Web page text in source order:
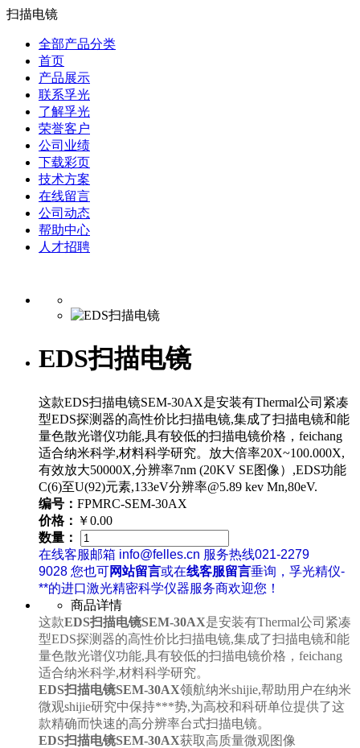
扫描电镜
全部产品分类
首页
产品展示
联系孚光
了解孚光
荣誉客户
公司业绩
下载彩页
技术方案
在线留言
公司动态
帮助中心
人才招聘
EDS扫描电镜
这款EDS扫描电镜SEM-30AX是安装有Thermal公司紧凑
型EDS探测器的高性价比扫描电镜,集成了扫描电镜和能
量色散光谱仪功能,具有较低的扫描电镜价格，feichang
适合纳米科学,材料科学研究。放大倍率20X~100.000X,
有效放大50000X,分辨率7nm (20KV SE图像）,EDS功能
C(6)至U(92)元素,133eV分辨率@5.89 kev Mn,80eV.
编号： FPMRC-SEM-30AX
价格： ￥0.00
数量：
在线客服邮箱 info@felles.cn 服务热线021-2279
9028 您也可网站留言或在线客服留言垂询，孚光精仪-
**的进口激光精密科学仪器服务商欢迎您！
商品详情
这款EDS扫描电镜SEM-30AX是安装有Thermal公司紧凑
型EDS探测器的高性价比扫描电镜,集成了扫描电镜和能
量色散光谱仪功能,具有较低的扫描电镜价格，feichang
适合纳米科学,材料科学研究。
EDS扫描电镜SEM-30AX领航纳米shijie,帮助用户在纳米
微观shijie研究中保持***势,为高校和科研单位提供了这
款精确而快速的高分辨率台式扫描电镜。
EDS扫描电镜SEM-30AX获取高质量微观图像